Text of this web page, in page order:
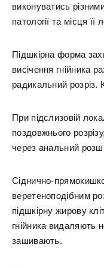
виконуватись
патології та місця її
Підшкірна форма
висічення гнійника
радикальний розріз.
При підслизовій
поздовжнього
через анальний
Сіднично-
веретеноподібним
підшкірну жирову
гнійника видаляють
зашивають.